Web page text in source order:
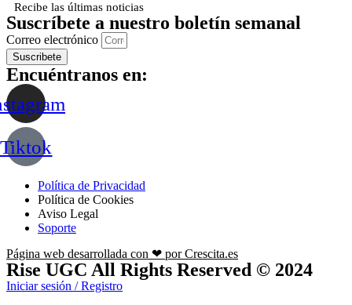
Recibe las últimas noticias
Suscríbete a nuestro boletín semanal
Correo electrónico
Suscribete
Encuéntranos en:
Tiktok
Política de Privacidad
Política de Cookies
Aviso Legal
Soporte
Página web desarrollada con ❤ por Crescita.es
Rise UGC All Rights Reserved © 2024
Iniciar sesión / Registro